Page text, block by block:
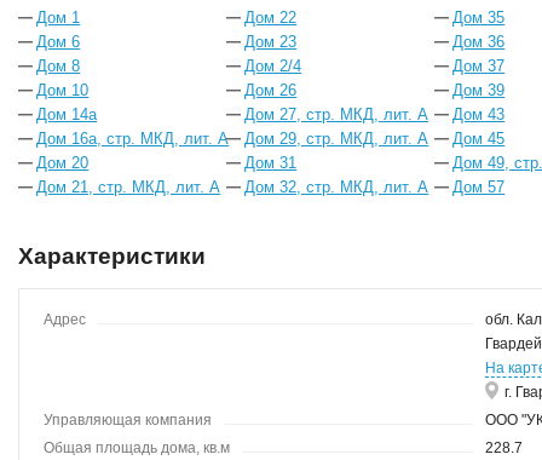
Дом 1
Дом 6
Дом 8
Дом 10
Дом 14а
Дом 16а, стр. МКД, лит. А
Дом 20
Дом 21, стр. МКД, лит. А
Дом 22
Дом 23
Дом 2/4
Дом 26
Дом 27, стр. МКД, лит. А
Дом 29, стр. МКД, лит. А
Дом 31
Дом 32, стр. МКД, лит. А
Дом 35
Дом 36
Дом 37
Дом 39
Дом 43
Дом 45
Дом 49,
Дом 57
Характеристики
Адрес
обл.
На
г.
Управляющая компания
ООО
Общая площадь дома, кв.м
228.7